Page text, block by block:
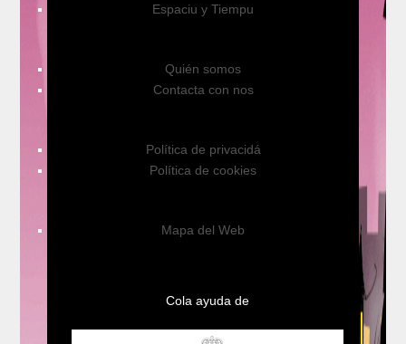
Espaciu y Tiempu
Quién somos
Contacta con nos
Política de privacidá
Política de cookies
Mapa del Web
Cola ayuda de